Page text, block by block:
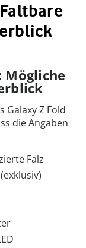
Mögliche
Galaxy Z Fold
die Angaben
Falz